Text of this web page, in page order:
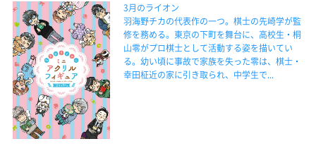
3月のライオン
羽海野チカの代表作の一つ。棋士の先崎学が監
修を務める。東京の下町を舞台に、高校生・桐
山零がプロ棋士として活動する姿を描いてい
る。幼い頃に事故で家族を失った零は、棋士・
幸田柾近の家に引き取られ、中学生で...